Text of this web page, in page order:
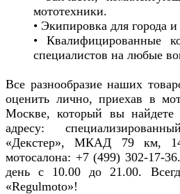
мототехники.
• Экипировка для города
• Квалифицированные
специалистов на любые
Все разнообразие наших
оценить лично, приехав в
Москве, который вы
адресу:
«Декстер», МКАД 79 км,
мотосалона: +7 (499) 302-17-
день с 10.00 до 21.00.
«Regulmoto»!